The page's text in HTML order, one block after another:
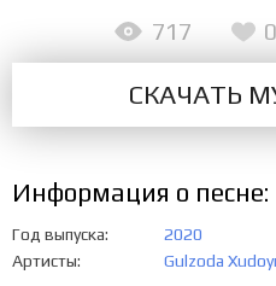
СКАЧАТЬ
717 0
Информация о песне:
Год выпуска
2020
Артисты
Gulzoda